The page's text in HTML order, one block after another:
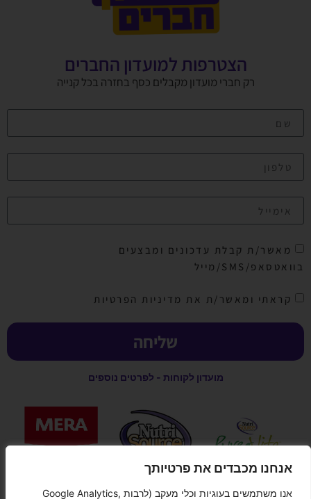
אנחנו מכבדים את פרטיותך
אנו משתמשים בעוגיות וכלי מעקב (לרבות Google Analytics,
הצטרפות למועדון החברים
רק חברי מועדון מקבלים כסף בחזרה בכל קנייה
מאשר/ת קבלת עדכונים ומבצעים
בוואטסאפ/SMS/מייל
קראתי ומאשר/ת את מדיניות הפרטיות
שליחה
מועדון לקוחות - לפרטים נוספים